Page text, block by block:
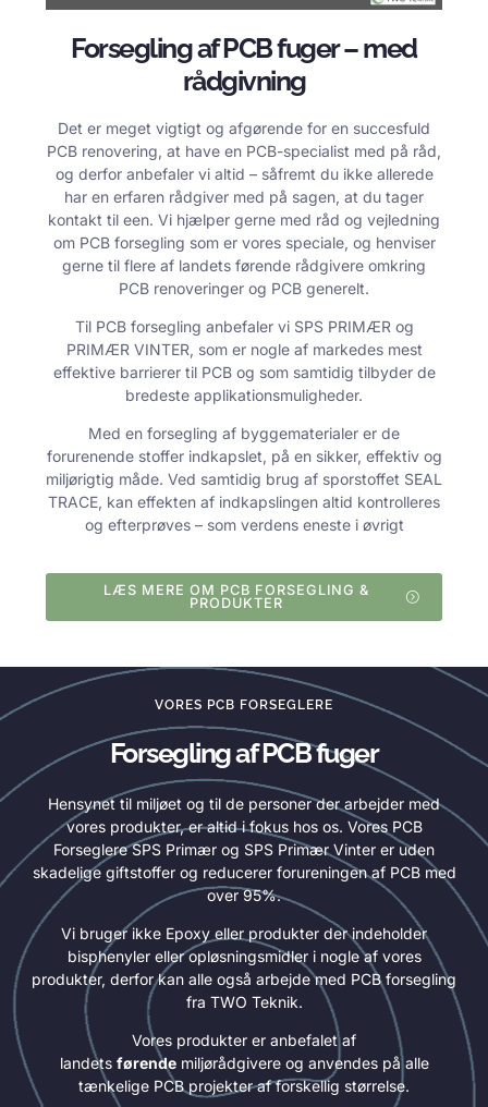
Forsegling af PCB fuger – med
rådgivning
Det er meget vigtigt og afgørende for en succesfuld
PCB renovering, at have en PCB-specialist med på råd,
og derfor anbefaler vi altid – såfremt du ikke allerede
har en erfaren rådgiver med på sagen, at du tager
kontakt til een. Vi hjælper gerne med råd og vejledning
om PCB forsegling som er vores speciale, og henviser
gerne til flere af landets førende rådgivere omkring
PCB renoveringer og PCB generelt.
Til PCB forsegling anbefaler vi SPS PRIMÆR og
PRIMÆR VINTER, som er nogle af markedes mest
effektive barrierer til PCB og som samtidig tilbyder de
bredeste applikationsmuligheder.
Med en forsegling af byggematerialer er de
forurenende stoffer indkapslet, på en sikker, effektiv og
miljørigtig måde. Ved samtidig brug af sporstoffet SEAL
TRACE, kan effekten af indkapslingen altid kontrolleres
og efterprøves – som verdens eneste i øvrigt
LÆS MERE OM PCB FORSEGLING &
PRODUKTER
VORES PCB FORSEGLERE
Forsegling af PCB fuger
Hensynet til miljøet og til de personer der arbejder med
vores produkter, er altid i fokus hos os. Vores PCB
Forseglere SPS Primær og SPS Primær Vinter er uden
skadelige giftstoffer og reducerer forureningen af PCB med
over 95%.
Vi bruger ikke Epoxy eller produkter der indeholder
bisphenyler eller opløsningsmidler i nogle af vores
produkter, derfor kan alle også arbejde med PCB forsegling
fra TWO Teknik.
Vores produkter er anbefalet af
landets førendemiljørådgivere og anvendes på alle
tænkelige PCB projekter af forskellig størrelse.